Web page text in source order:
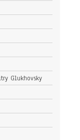
Glukhovsky